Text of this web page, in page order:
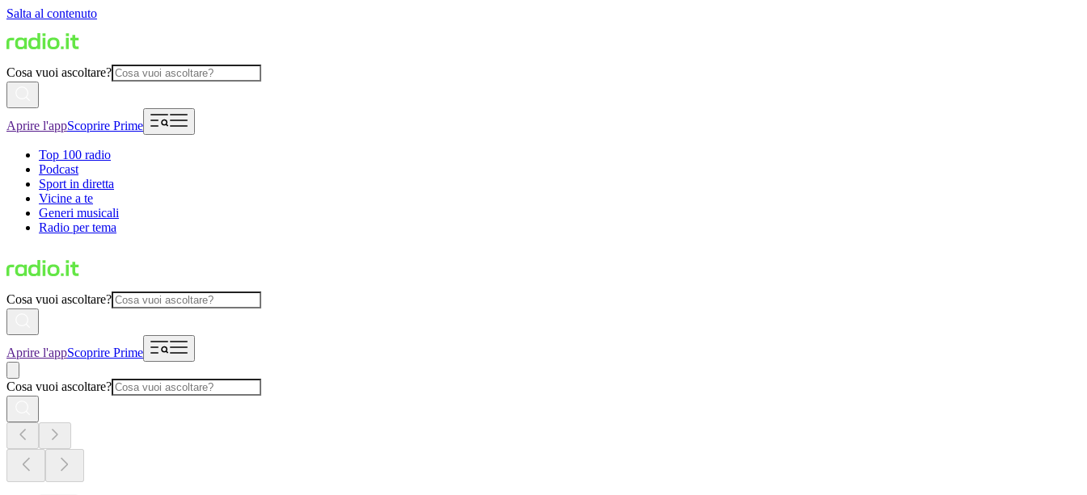
Salta al contenuto
Cosa vuoi ascoltare?
Aprire l'appScoprire Prime
Top 100 radio
Podcast
Sport in diretta
Vicine a te
Generi musicali
Radio per tema
Cosa vuoi ascoltare?
Aprire l'appScoprire Prime
Cosa vuoi ascoltare?